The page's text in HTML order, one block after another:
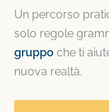
Un percorso
solo regole
gruppo che ti
nuova realtà.